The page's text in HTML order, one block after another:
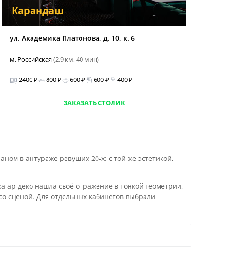
Карандаш
ул. Академика Платонова, д. 10, к. 6
м. Российская(2.9 км, 40 мин)
2400 ₽ 800 ₽ 600 ₽ 600 ₽ 400 ₽
ЗАКАЗАТЬ СТОЛИК
в антураже ревущих 20-х: с той же эстетикой,
ар-деко нашла своё отражение в тонкой геометрии,
сценой. Для отдельных кабинетов выбрали